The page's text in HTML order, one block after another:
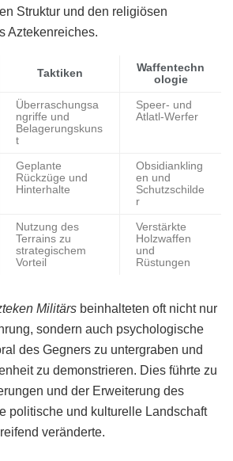
Struktur und den religiösen
Aztekenreiches.
Taktiken
Waffentechn
ologie
Überraschungsa
ngriffe und
Belagerungskuns
t
Speer- und
Atlatl-Werfer
Geplante
Rückzüge und
Hinterhalte
Obsidiankling
en und
Schutzschilde
r
Nutzung des
Terrains zu
strategischem
Vorteil
Verstärkte
Holzwaffen
und
Rüstungen
Militärs beinhalteten oft nicht nur
sondern auch psychologische
des Gegners zu untergraben und
zu demonstrieren. Dies führte zu
und der Erweiterung des
politische und kulturelle Landschaft
veränderte.